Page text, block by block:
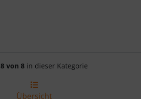
Artikelnavigation innerhalb
8 von 8 in dieser Kategorie
Übersicht